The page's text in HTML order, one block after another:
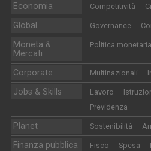
Economia Competitività
Global Governance
Moneta &
Mercati
Politica monetaria
Corporate Multinazionali
Jobs & Skills Lavoro
Previdenza
Planet Sostenibilità
Finanza pubblica Fisco Spesa